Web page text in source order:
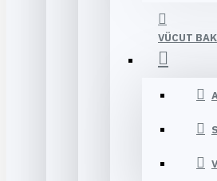
VÜCUT